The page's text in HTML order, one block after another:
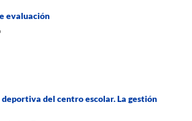
evaluación
del centro escolar. La gestión